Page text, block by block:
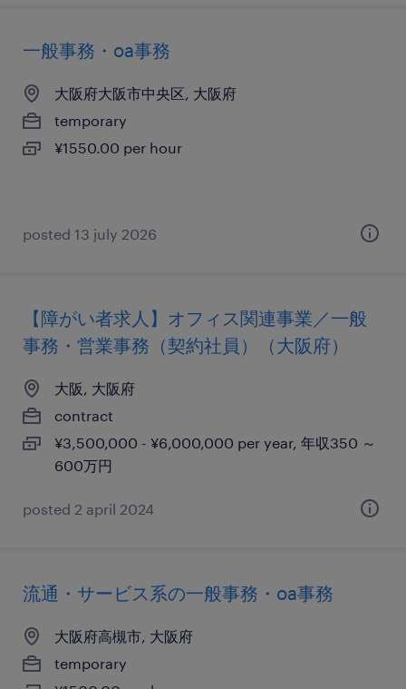
一般事務・oa事務
大阪府大阪市中央区, 大阪府
temporary
¥1550.00 per hour
posted 13 july 2026
【障がい者求人】オフィス関連事業／一般
事務・営業事務（契約社員）（大阪府）
大阪, 大阪府
contract
¥3,500,000 - ¥6,000,000 per year, 年収350 ～
600万円
posted 2 april 2024
流通・サービス系の一般事務・oa事務
大阪府高槻市, 大阪府
temporary